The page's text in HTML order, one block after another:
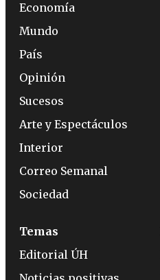
Economía
Mundo
País
Opinión
Sucesos
Arte y Espectáculos
Interior
Correo Semanal
Sociedad
Temas
Editorial ÚH